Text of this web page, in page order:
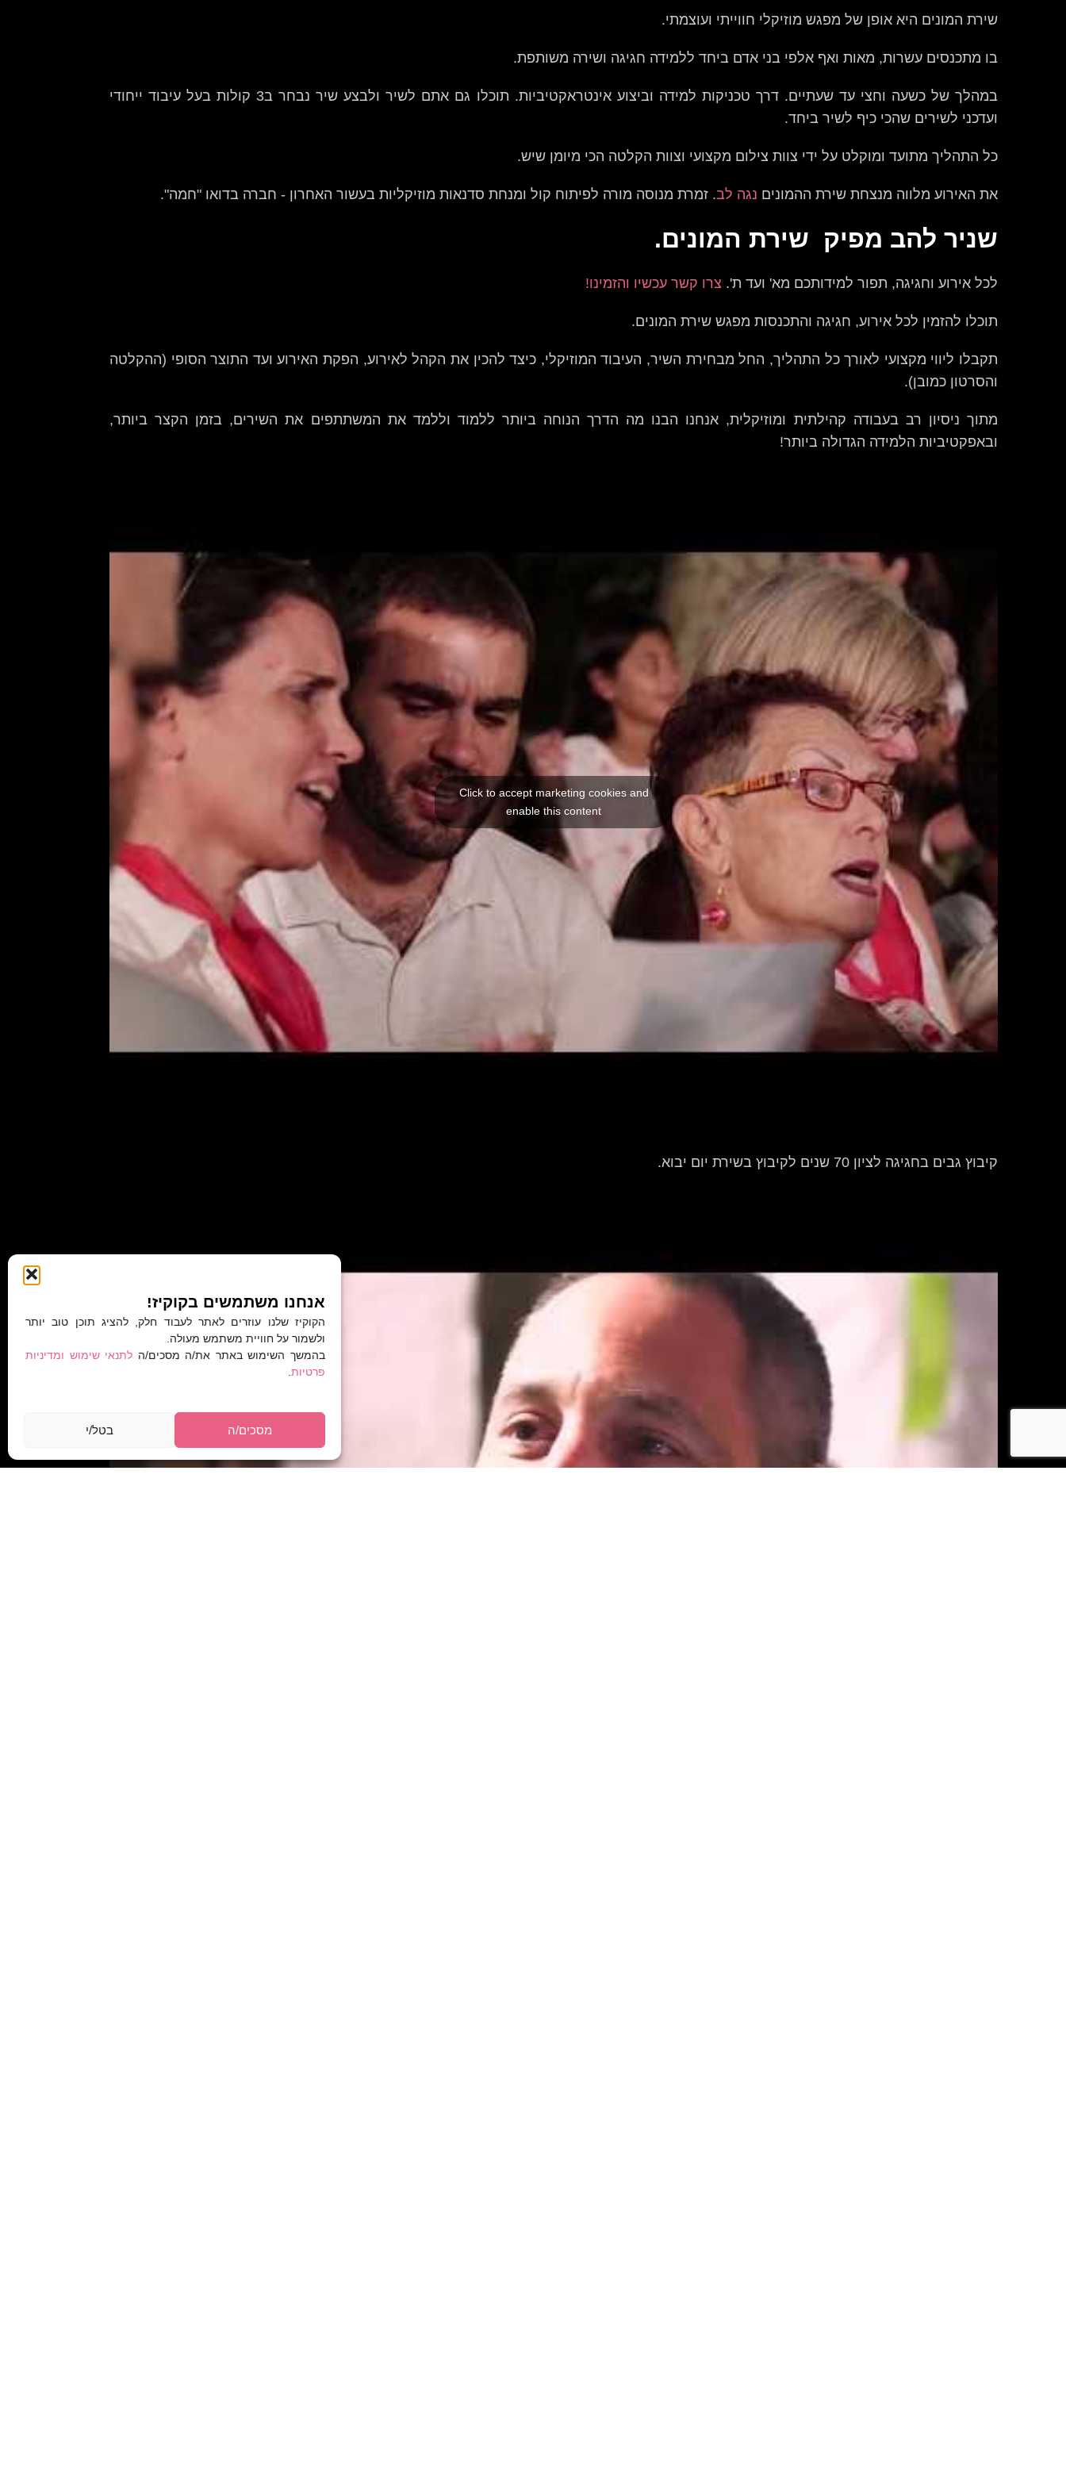
אנחנו משתמשים בקוקיז!
הקוקיז שלנו עוזרים לאתר לעבוד חלק, להציג תוכן טוב יותר
ולשמור על חוויית משתמש מעולה.
בהמשך השימוש באתר את/ה מסכים/ה לתנאי שימוש ומדיניות
פרטיות
מסכים/ה בטל/י
שירת המונים היא אופן של מפגש מוזיקלי חווייתי ועוצמתי.
בו מתכנסים עשרות, מאות ואף אלפי בני אדם ביחד ללמידה חגיגה ושירה משותפת.
במהלך של כשעה וחצי עד שעתיים. דרך טכניקות למידה וביצוע אינטראקטיביות. תוכלו גם אתם לשיר ולבצע שיר נבחר ב3 קולות בעל עיבוד ייחודי
ועדכני לשירים שהכי כיף לשיר ביחד.
כל התהליך מתועד ומוקלט על ידי צוות צילום מקצועי וצוות הקלטה הכי מיומן שיש.
את האירוע מלווה מנצחת שירת ההמונים נגה לב. זמרת מנוסה מורה לפיתוח קול ומנחת סדנאות מוזיקליות בעשור האחרון - חברה בדואו "חמה".
שניר להב מפיק שירת המונים.
לכל אירוע וחגיגה, תפור למידותכם מא' ועד ת'. צרו קשר עכשיו והזמינו!
תוכלו להזמין לכל אירוע, חגיגה והתכנסות מפגש שירת המונים.
תקבלו ליווי מקצועי לאורך כל התהליך, החל מבחירת השיר, העיבוד המוזיקלי, כיצד להכין את הקהל לאירוע, הפקת האירוע ועד התוצר הסופי (ההקלטה
והסרטון כמובן).
מתוך ניסיון רב בעבודה קהילתית ומוזיקלית, אנחנו הבנו מה הדרך הנוחה ביותר ללמוד וללמד את המשתתפים את השירים, בזמן הקצר ביותר,
ובאפקטיביות הלמידה הגדולה ביותר!
Click to accept marketing cookies and
enable this content
קיבוץ גבים בחגיגה לציון 70 שנים לקיבוץ בשירת יום יבוא.